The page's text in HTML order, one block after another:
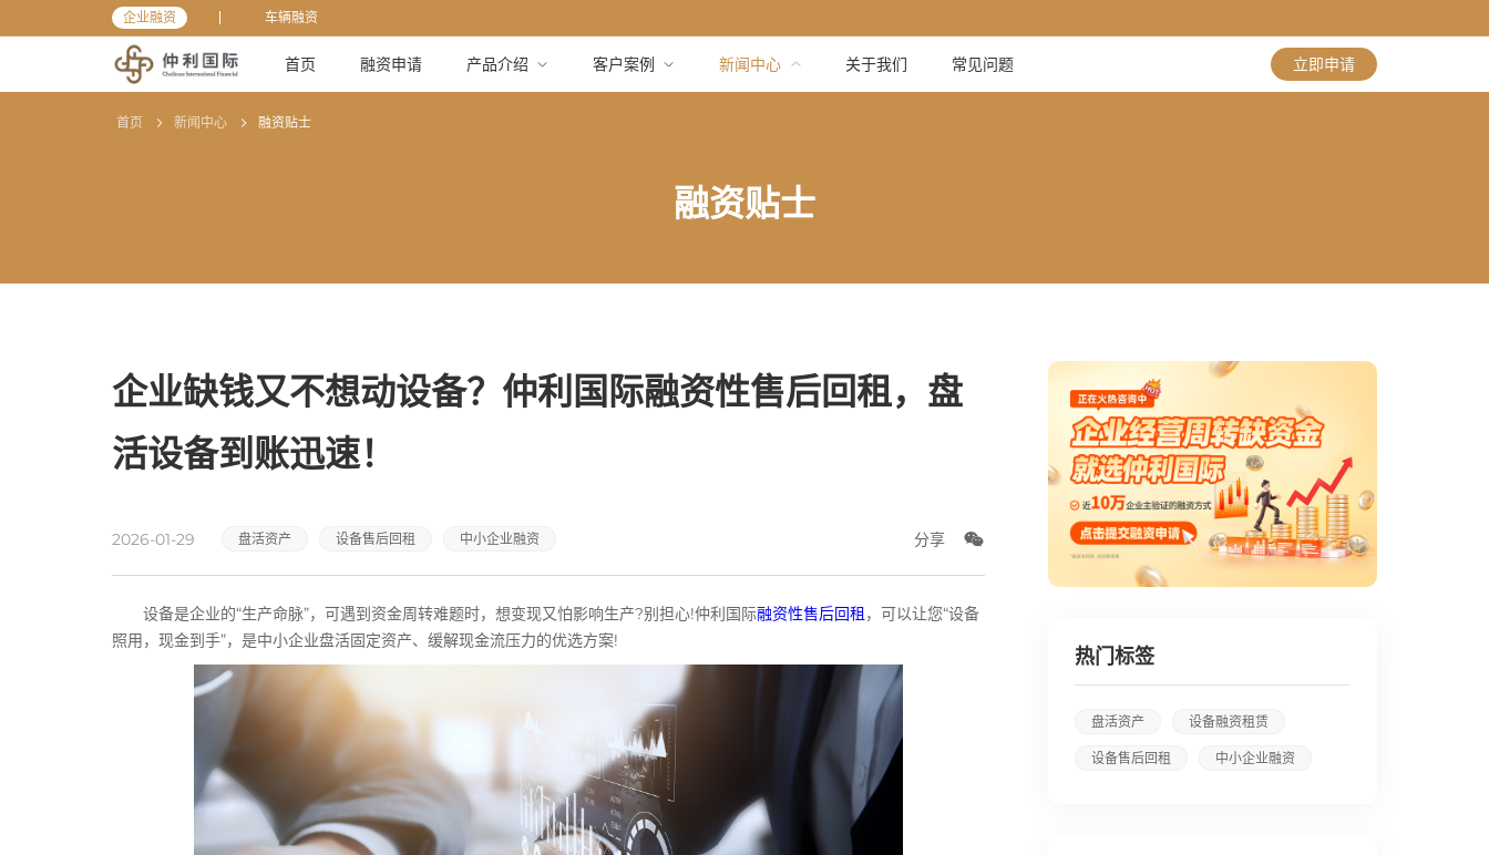
企业融资 车辆融资
首页 融资申请 产品介绍 客户案例 新闻中心 关于我们 常见问题 立即申请
融资贴士
首页 新闻中心 融资贴士
企业缺钱又不想动设备？仲利国际融资性售后回租，盘
活设备到账迅速！
2026-01-29 盘活资产 设备售后回租 中小企业融资 分享
设备是企业的“生产命脉”，可遇到资金周转难题时，想变现又怕影响生产?别担心!仲利国际融资性售后回租，可以让您“设备
照用，现金到手”，是中小企业盘活固定资产、缓解现金流压力的优选方案!
热门标签
盘活资产 设备融资租赁
设备售后回租 中小企业融资